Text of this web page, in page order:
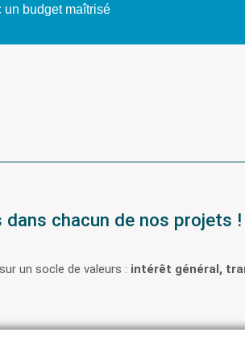
un budget maîtrisé
dans chacun de nos projets !
un socle de valeurs : intérêt général,